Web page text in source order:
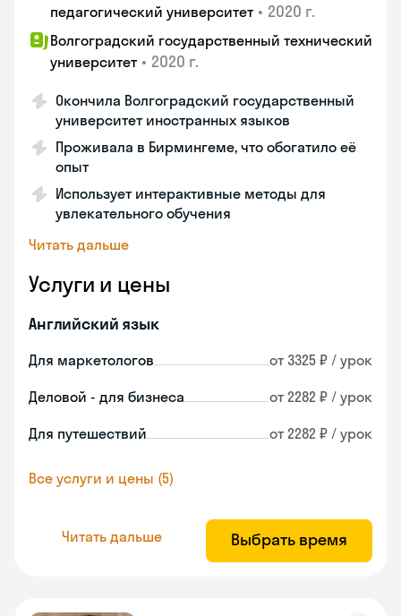
педагогический университет • 2020 г.
Волгоградский государственный технический
университет • 2020 г.
Окончила Волгоградский государственный
университет иностранных языков
Проживала в Бирмингеме, что обогатило её
опыт
Использует интерактивные методы для
увлекательного обучения
Читать дальше
Услуги и цены
Английский язык
Для маркетологов от 3325 ₽ / урок
Деловой - для бизнеса от 2282 ₽ / урок
Для путешествий от 2282 ₽ / урок
Все услуги и цены (5)
Читать дальше Выбрать время